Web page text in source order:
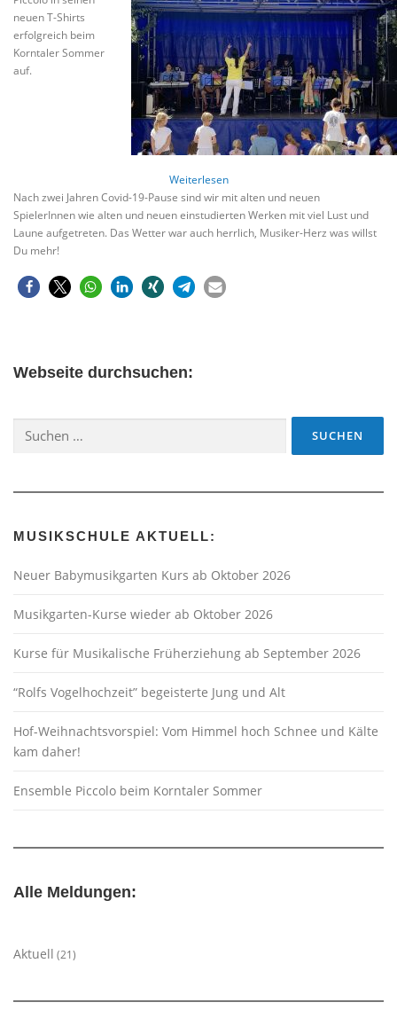
neuen T-Shirts
erfolgreich beim
Korntaler Sommer
auf.
Weiterlesen:
Ensemble
Piccolo
beim
Nach zwei Jahren Covid-19-Pause sind wir mit alten und neuen
SpielerInnen wie alten und neuen einstudierten Werken mit viel Lust und
Laune aufgetreten. Das Wetter war auch herrlich, Musiker-Herz was willst
Du mehr!
Webseite durchsuchen:
nach:
MUSIKSCHULE AKTUELL:
Neuer Babymusikgarten Kurs ab Oktober 2026
Musikgarten-Kurse wieder ab Oktober 2026
Kurse für Musikalische Früherziehung ab September 2026
“Rolfs Vogelhochzeit” begeisterte Jung und Alt
Hof-Weihnachtsvorspiel: Vom Himmel hoch Schnee und Kälte
kam daher!
Ensemble Piccolo beim Korntaler Sommer
Alle Meldungen:
Aktuell (21)